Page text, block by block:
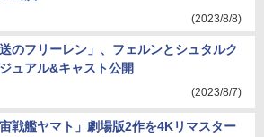
(2023/8/8)
送のフリーレン」、フェルンとシュタルク
ュアル&キャスト公開
(2023/8/7)
宙戦艦ヤマト」劇場版2作を4Kリマスター